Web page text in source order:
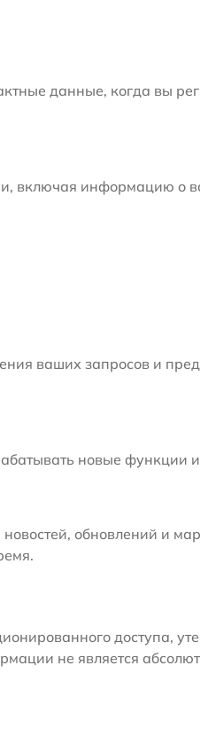
данные, когда вы
включая информацию о
ваших запросов и
новые функции
обновлений и
доступа,
не является